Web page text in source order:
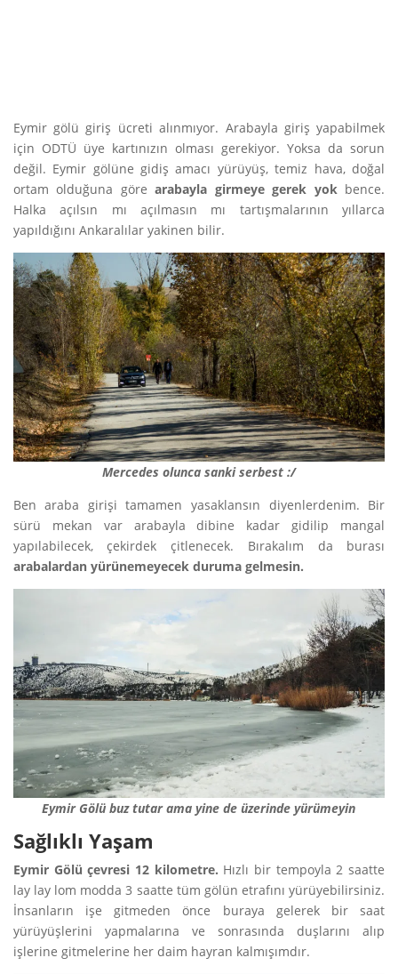
Eymir gölü giriş ücreti alınmıyor. Arabayla giriş yapabilmek
için ODTÜ üye kartınızın olması gerekiyor. Yoksa da sorun
değil. Eymir gölüne gidiş amacı yürüyüş, temiz hava, doğal
ortam olduğuna görearabayla girmeye gerek yok bence.
Halka açılsın mı açılmasın mı tartışmalarının yıllarca
yapıldığını Ankaralılar yakinen bilir.
Mercedes olunca sanki serbest :/
Ben araba girişi tamamen yasaklansın diyenlerdenim. Bir
sürü mekan var arabayla dibine kadar gidilip mangal
yapılabilecek, çekirdek çitlenecek. Bırakalım da burası
arabalardan yürünemeyecek duruma gelmesin.
Eymir Gölü buz tutar ama yine de üzerinde yürümeyin
Sağlıklı Yaşam
Eymir Gölü çevresi 12 kilometre. Hızlı bir tempoyla 2 saatte
lay lay lom modda 3 saatte tüm gölün etrafını yürüyebilirsiniz.
İnsanların işe gitmeden önce buraya gelerek bir saat
yürüyüşlerini yapmalarına ve sonrasında duşlarını alıp
işlerine gitmelerine her daim hayran kalmışımdır.